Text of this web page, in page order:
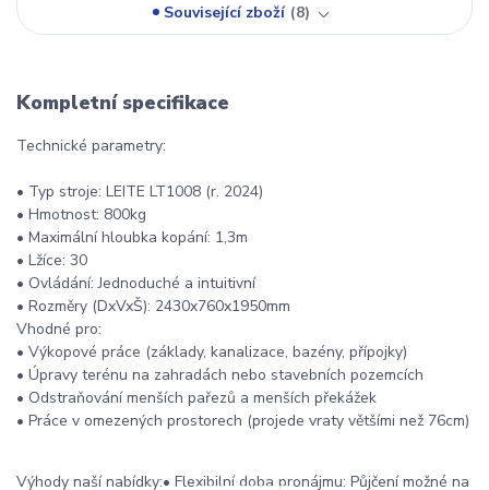
Související zboží 8
Kompletní specifikace
Technické parametry:
• Typ stroje: LEITE LT1008 (r. 2024)
• Hmotnost: 800kg
• Maximální hloubka kopání: 1,3m
• Lžíce: 30
• Ovládání: Jednoduché a intuitivní
• Rozměry (DxVxŠ): 2430x760x1950mm
Vhodné pro:
• Výkopové práce (základy, kanalizace, bazény, přípojky)
• Úpravy terénu na zahradách nebo stavebních pozemcích
• Odstraňování menších pařezů a menších překážek
• Práce v omezených prostorech (projede vraty většími než 76cm)
Výhody naší nabídky:• Flexibilní doba pronájmu: Půjčení možné na